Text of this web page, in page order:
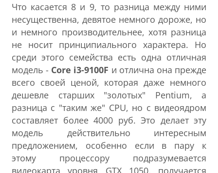
Что касается 8 и 9, то разница между ними
несущественна, девятое немного дороже, но
и немного производительнее, хотя разница
не носит принципиального характера. Но
среди этого семейства есть одна отличная
модель - Core i3-9100F и отлична она прежде
всего своей ценой, которая даже немного
дешевле старших "золотых" Pentium, а
разница с "таким же" CPU, но с видеоядром
составляет более 4000 руб. Это делает эту
модель действительно интересным
предложением, особенно если в пару к
этому процессору подразумевается
видеокарта уровня GTX 1050, получается